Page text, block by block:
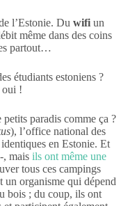
l’Estonie. Du wifi un
même dans des coins
partout…
étudiants estoniens ?
oui !
paradis comme ça ?
), l’office national des
en Estonie. Et
, mais ils ont même une
tous ces campings
un organisme qui dépend
bois ; du coup, ils ont